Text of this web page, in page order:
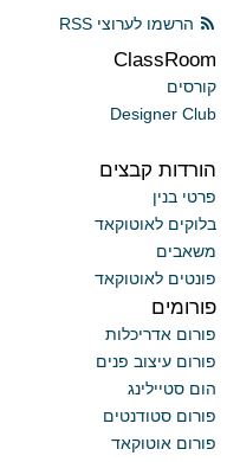
הרשמו לערוצי RSS
ClassRoom
קורסים
Designer Club
הורדות קבצים
פרטי בנין
בלוקים לאוטוקאד
משאבים
פונטים לאוטוקאד
פורומים
פורום אדריכלות
פורום עיצוב פנים
הום סטיילינג
פורום סטודנטים
פורום אוטוקאד